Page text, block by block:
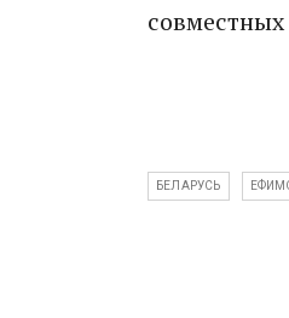
БЕЛАРУСЬ